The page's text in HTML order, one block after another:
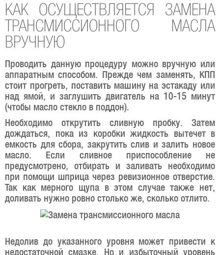
КАК ОСУЩЕСТВЛЯЕТСЯ ЗАМЕНА
ТРАНСМИССИОННОГО МАСЛА
ВРУЧНУЮ
Проводить данную процедуру можно вручную или
аппаратным способом. Прежде чем заменять, КПП
стоит прогреть, поставить машину на эстакаду или
над ямой, и заглушить двигатель на 10-15 минут
(чтобы масло стекло в поддон).
Необходимо открутить сливную пробку. Затем
дождаться, пока из коробки жидкость вытечет в
емкость для сбора, закрутить слив и залить новое
масло. Если сливное приспособление не
предусмотрено, отбирать и заливать необходимо
при помощи шприца через ревизионное отверстие.
Так как мерного щупа в этом случае также нет,
доливать нужно ровно столько же, сколько отлито.
Недолив до указанного уровня может привести к
недостаточной смазке. Но и избыточный уровень